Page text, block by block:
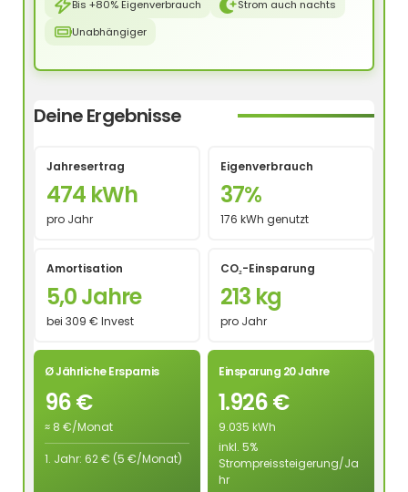
Bis +80% Eigenverbrauch
Strom auch nachts
Unabhängiger
Deine Ergebnisse
Jahresertrag
474 kWh
pro Jahr
Eigenverbrauch
37%
176 kWh genutzt
Amortisation
5,0 Jahre
bei 309 € Invest
CO₂-Einsparung
213 kg
pro Jahr
Ø Jährliche Ersparnis
96 €
≈ 8 €/Monat
1. Jahr: 62 € (5 €/Monat)
Einsparung 20 Jahre
1.926 €
9.035 kWh
inkl. 5%
Strompreissteigerung/Ja
hr